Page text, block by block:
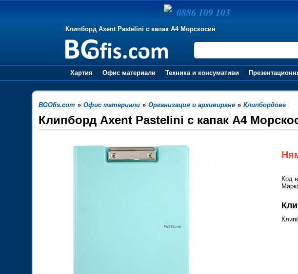
Клипборд Axent Pastelini с капак А4 Морскосин
Хартия Офис материали Техника и консумативи
BGOfis.com » Офис материали » Организация и архивиране » Клипбордове
Клипборд Axent Pastelini с капак А4
Код
0886 109 103